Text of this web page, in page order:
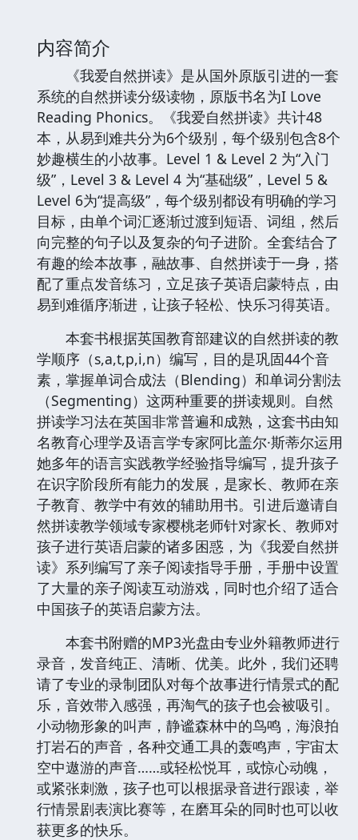
内容简介
《我爱自然拼读》是从国外原版引进的一套
系统的自然拼读分级读物，原版书名为I Love
Reading Phonics。《我爱自然拼读》共计48
本，从易到难共分为6个级别，每个级别包含8个
妙趣横生的小故事。Level 1 & Level 2 为“入门
级”，Level 3 & Level 4 为“基础级”，Level 5 &
Level 6为“提高级”，每个级别都设有明确的学习
目标，由单个词汇逐渐过渡到短语、词组，然后
向完整的句子以及复杂的句子进阶。全套结合了
有趣的绘本故事，融故事、自然拼读于一身，搭
配了重点发音练习，立足孩子英语启蒙特点，由
易到难循序渐进，让孩子轻松、快乐习得英语。
本套书根据英国教育部建议的自然拼读的教
学顺序（s,a,t,p,i,n）编写，目的是巩固44个音
素，掌握单词合成法（Blending）和单词分割法
（Segmenting）这两种重要的拼读规则。自然
拼读学习法在英国非常普遍和成熟，这套书由知
名教育心理学及语言学专家阿比盖尔·斯蒂尔运用
她多年的语言实践教学经验指导编写，提升孩子
在识字阶段所有能力的发展，是家长、教师在亲
子教育、教学中有效的辅助用书。引进后邀请自
然拼读教学领域专家樱桃老师针对家长、教师对
孩子进行英语启蒙的诸多困惑，为《我爱自然拼
读》系列编写了亲子阅读指导手册，手册中设置
了大量的亲子阅读互动游戏，同时也介绍了适合
中国孩子的英语启蒙方法。
本套书附赠的MP3光盘由专业外籍教师进行
录音，发音纯正、清晰、优美。此外，我们还聘
请了专业的录制团队对每个故事进行情景式的配
乐，音效带入感强，再淘气的孩子也会被吸引。
小动物形象的叫声，静谧森林中的鸟鸣，海浪拍
打岩石的声音，各种交通工具的轰鸣声，宇宙太
空中遨游的声音……或轻松悦耳，或惊心动魄，
或紧张刺激，孩子也可以根据录音进行跟读，举
行情景剧表演比赛等，在磨耳朵的同时也可以收
获更多的快乐。